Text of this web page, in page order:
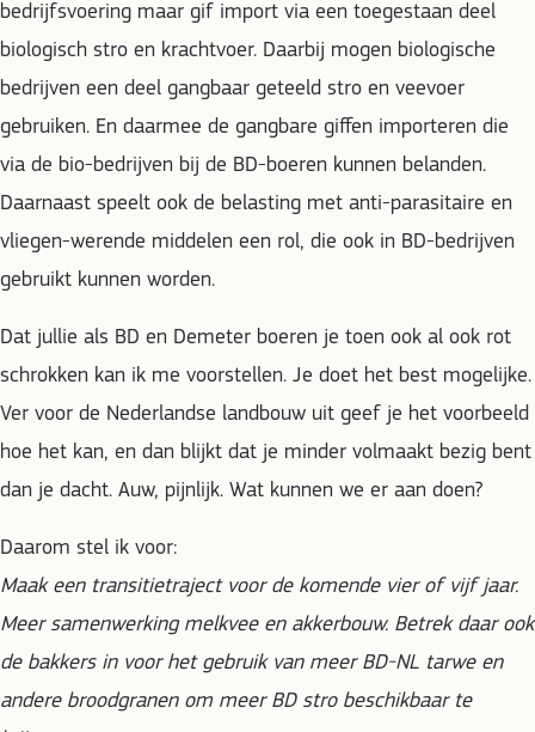
bedrijfsvoering maar gif import via een toegestaan deel
biologisch stro en krachtvoer. Daarbij mogen biologische
bedrijven een deel gangbaar geteeld stro en veevoer
gebruiken. En daarmee de gangbare giffen importeren die
via de bio-bedrijven bij de BD-boeren kunnen belanden.
Daarnaast speelt ook de belasting met anti-parasitaire en
vliegen-werende middelen een rol, die ook in BD-bedrijven
gebruikt kunnen worden.
Dat jullie als BD en Demeter boeren je toen ook al ook rot
schrokken kan ik me voorstellen. Je doet het best mogelijke.
Ver voor de Nederlandse landbouw uit geef je het voorbeeld
hoe het kan, en dan blijkt dat je minder volmaakt bezig bent
dan je dacht. Auw, pijnlijk. Wat kunnen we er aan doen?
Daarom stel ik voor:
Maak een transitietraject voor de komende vier of vijf jaar.
Meer samenwerking melkvee en akkerbouw. Betrek daar ook
de bakkers in voor het gebruik van meer BD-NL tarwe en
andere broodgranen om meer BD stro beschikbaar te